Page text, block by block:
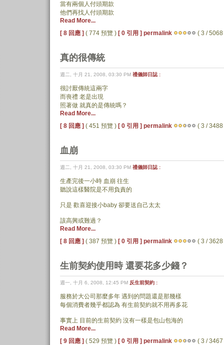
當有兩個人付頭期款
他們再找人付頭期款
Read More...
[ 8 回應 ] ( 774 預覽 ) [ 0 引用 ] permalink ( 3 / 5068
真的很傳統
週二, 十月 21, 2008, 03:30 PM 禮儀師日誌 :
很討厭傳統這兩字
而喪禮 老是出現
照著做 就真的是傳統嗎？
Read More...
[ 8 回應 ] ( 451 預覽 ) [ 0 引用 ] permalink ( 3 / 3488
血崩
週二, 十月 21, 2008, 03:30 PM 禮儀師日誌 :
生產完後一小時 血崩 往生
聽說這樣醫院是不用負責的
只是 歡喜迎接小baby 卻要送自己太太
該高興或難過？
Read More...
[ 8 回應 ] ( 387 預覽 ) [ 0 引用 ] permalink ( 3 / 3628
生前契約使用時 還要花多少錢？
週一, 十月 6, 2008, 12:45 PM 反生前契約 :
服務於大公司那麼多年 遇到的問題還是那幾樣
每個消費者幾乎都認為 有生前契約就不用再多花
事實上 目前的生前契約 沒有一樣是包山包海的
Read More...
[ 9 回應 ] ( 529 預覽 ) [ 0 引用 ] permalink ( 3 / 3467